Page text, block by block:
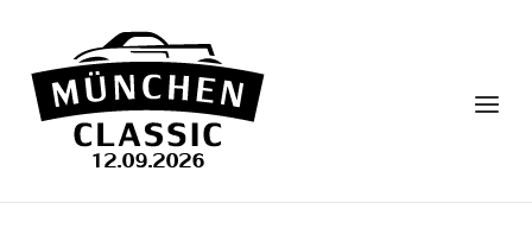
content
Menu